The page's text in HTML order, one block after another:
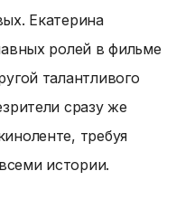
Екатерина
ролей в фильме
талантливого
сразу же
требуя
истории.